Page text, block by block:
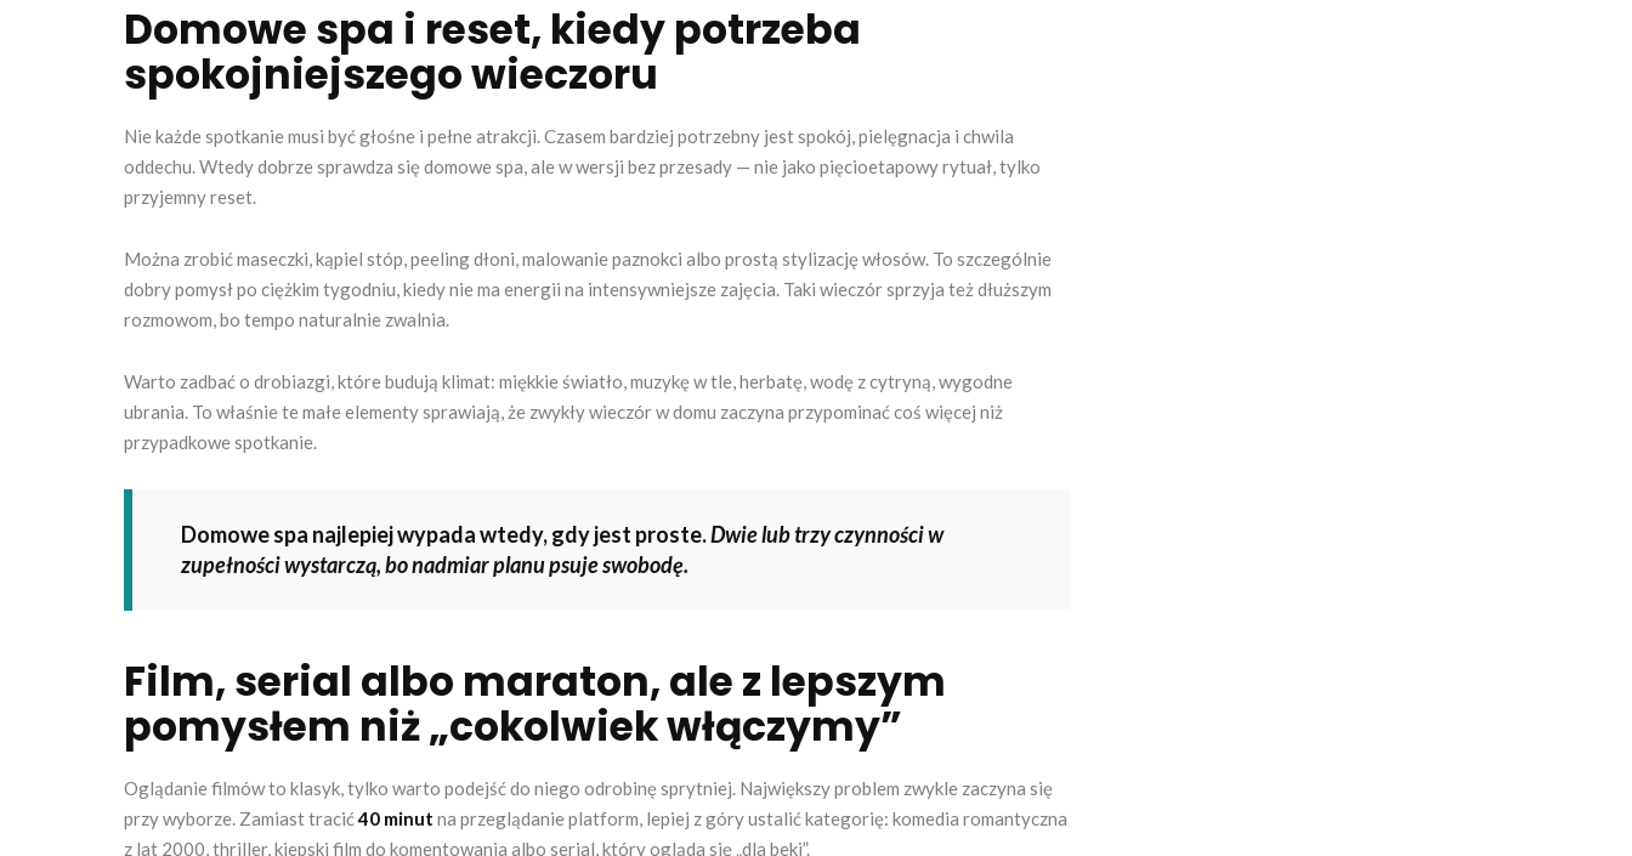
Domowe spa i reset, kiedy potrzeba
spokojniejszego wieczoru
Nie każde spotkanie musi być głośne i pełne atrakcji. Czasem bardziej potrzebny jest spokój, pielęgnacja i chwila
oddechu. Wtedy dobrze sprawdza się domowe spa, ale w wersji bez przesady — nie jako pięcioetapowy rytuał, tylko
przyjemny reset.
Można zrobić maseczki, kąpiel stóp, peeling dłoni, malowanie paznokci albo prostą stylizację włosów. To szczególnie
dobry pomysł po ciężkim tygodniu, kiedy nie ma energii na intensywniejsze zajęcia. Taki wieczór sprzyja też dłuższym
rozmowom, bo tempo naturalnie zwalnia.
Warto zadbać o drobiazgi, które budują klimat: miękkie światło, muzykę w tle, herbatę, wodę z cytryną, wygodne
ubrania. To właśnie te małe elementy sprawiają, że zwykły wieczór w domu zaczyna przypominać coś więcej niż
przypadkowe spotkanie.
Domowe spa najlepiej wypada wtedy, gdy jest proste.Dwie lub trzy czynności w
zupełności wystarczą, bo nadmiar planu psuje swobodę.
Film, serial albo maraton, ale z lepszym
pomysłem niż „cokolwiek włączymy”
Oglądanie filmów to klasyk, tylko warto podejść do niego odrobinę sprytniej. Największy problem zwykle zaczyna się
przy wyborze. Zamiast tracić40 minut na przeglądanie platform, lepiej z góry ustalić kategorię: komedia romantyczna
z lat 2000, thriller, kiepski film do komentowania albo serial, który ogląda się „dla beki”.